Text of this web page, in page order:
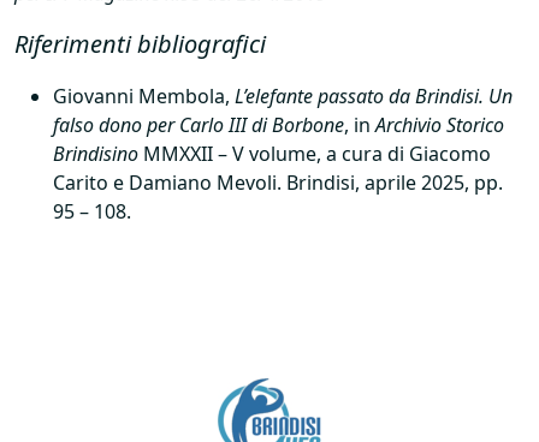
Riferimenti bibliografici
Giovanni Membola, L’elefante passato da Brindisi. Un
falso dono per CarloIIIdi Borbone, inArchivio Storico
Brindisino MMXXII– V volume, a cura di Giacomo
Carito e Damiano Mevoli. Brindisi, aprile 2025, pp.
95 – 108.